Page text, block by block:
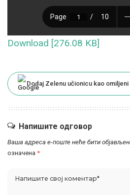
Download [276.08 KB]
Dodaj Zelenu učionicu kao
Напишите одговор
Ваша адреса е-поште неће бити
означена *